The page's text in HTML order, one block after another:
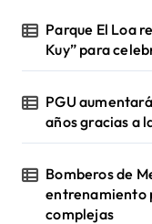
n
t
r
a
d
a
Parque El Loa
Kuy” para
PGU
años gracias a
Bomberos de
entrenamiento
complejas